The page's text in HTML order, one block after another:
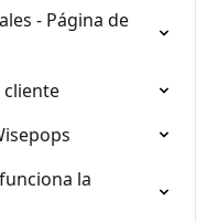
- Página de
cliente
la